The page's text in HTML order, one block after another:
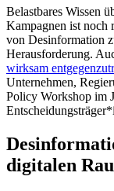
Belastbares Wissen
Kampagnen ist noch
von Desinformation
Herausforderung.
wirksam
Unternehmen,
Policy Workshop im
digitalen